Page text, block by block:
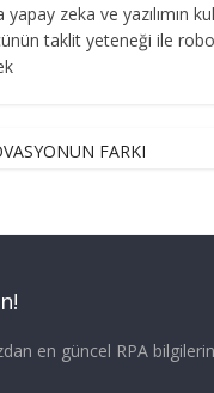
zeka ve yazılımın
taklit yeteneği ile
FARKI
en güncel RPA